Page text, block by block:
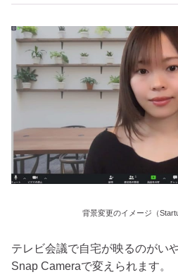
背景変更のイメージ（
テレビ会議で自宅が映るのがい
Snap Cameraで変えられます。